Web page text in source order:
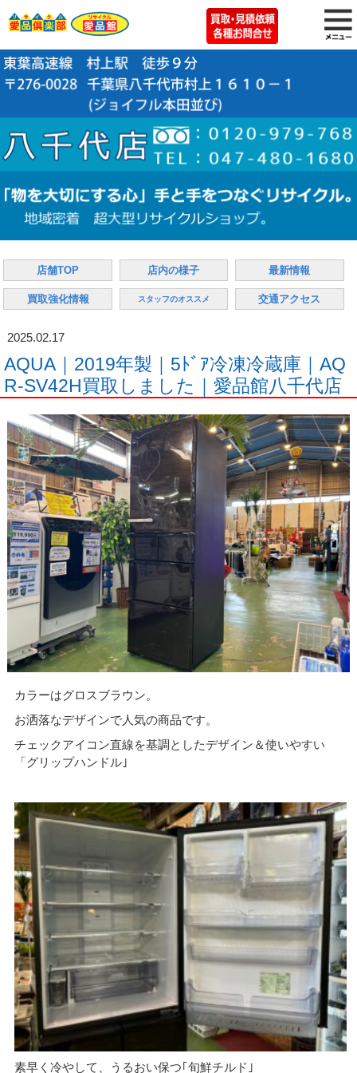
店舗TOP 店内の様子 最新情報
買取強化情報 スタッフのオススメ 交通アクセス
2025.02.17
AQUA｜2019年製｜5ﾄﾞｱ冷凍冷蔵庫｜AQ
R-SV42H買取しました｜愛品館八千代店
カラーはグロスブラウン。
お洒落なデザインで人気の商品です。
チェックアイコン直線を基調としたデザイン＆使いやすい
「グリップハンドル｣
素早く冷やして、うるおい保つ｢旬鮮チルド｣